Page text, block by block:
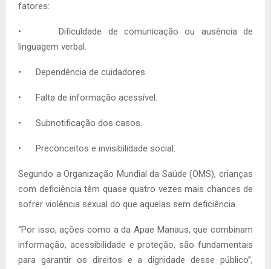
fatores:
• Dificuldade de comunicação ou ausência de
linguagem verbal.
• Dependência de cuidadores.
• Falta de informação acessível.
• Subnotificação dos casos.
• Preconceitos e invisibilidade social.
Segundo a Organização Mundial da Saúde (OMS), crianças
com deficiência têm quase quatro vezes mais chances de
sofrer violência sexual do que aquelas sem deficiência.
“Por isso, ações como a da Apae Manaus, que combinam
informação, acessibilidade e proteção, são fundamentais
para garantir os direitos e a dignidade desse público”,